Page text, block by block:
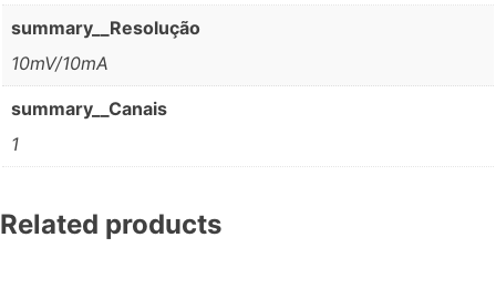
summary__Resolução
10mV/10mA
summary__Canais
1
Related products